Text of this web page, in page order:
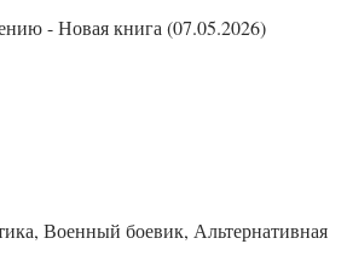
- Новая книга (07.05.2026)
Военный боевик, Альтернативная